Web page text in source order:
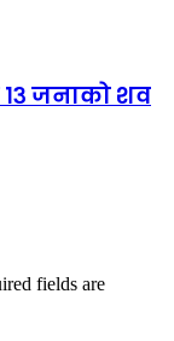
जनाको शव
fields are